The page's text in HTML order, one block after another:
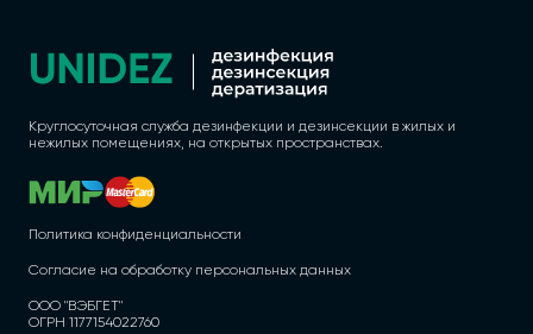
Круглосуточная служба дезинфекции и дезинсекции в жилых и
нежилых помещениях, на открытых пространствах.
Политика конфиденциальности
Согласие на обработку персональных данных
ООО "ВЭБГЕТ"
ОГРН 1177154022760